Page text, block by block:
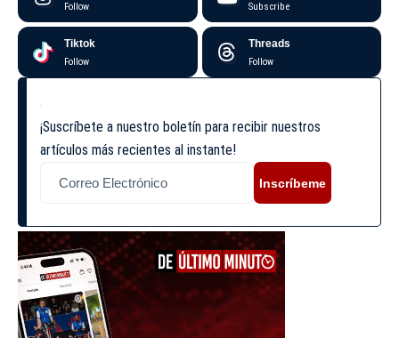
Follow Subscribe
Tiktok
Follow
Threads
Follow
¡Suscríbete a nuestro boletín para recibir nuestros
artículos más recientes al instante!
Inscríbeme